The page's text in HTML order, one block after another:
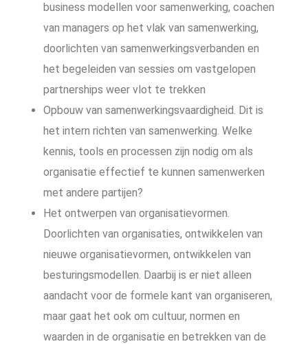
business modellen voor samenwerking, coachen
van managers op het vlak van samenwerking,
doorlichten van samenwerkingsverbanden en
het begeleiden van sessies om vastgelopen
partnerships weer vlot te trekken
Opbouw van samenwerkingsvaardigheid. Dit is
het intern richten van samenwerking. Welke
kennis, tools en processen zijn nodig om als
organisatie effectief te kunnen samenwerken
met andere partijen?
Het ontwerpen van organisatievormen.
Doorlichten van organisaties, ontwikkelen van
nieuwe organisatievormen, ontwikkelen van
besturingsmodellen. Daarbij is er niet alleen
aandacht voor de formele kant van organiseren,
maar gaat het ook om cultuur, normen en
waarden in de organisatie en betrekken van de